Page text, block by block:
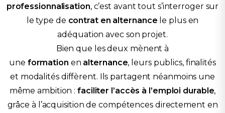
professionnalisation, c’est avant tout s’interroger sur
le type de contrat en alternance le plus en
adéquation avec son projet.
Bien que les deux mènent à
une formation en alternance, leurs publics, finalités
et modalités diffèrent. Ils partagent néanmoins une
même ambition :faciliter l’accès à l’emploi durable,
grâce à l’acquisition de compétences directement en